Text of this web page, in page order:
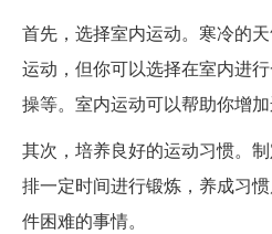
首先，选择室内运动。寒冷的
运动，但你可以选择在室内进
操等。室内运动可以帮助你增加
其次，培养良好的运动习惯。
排一定时间进行锻炼，养成习
件困难的事情。